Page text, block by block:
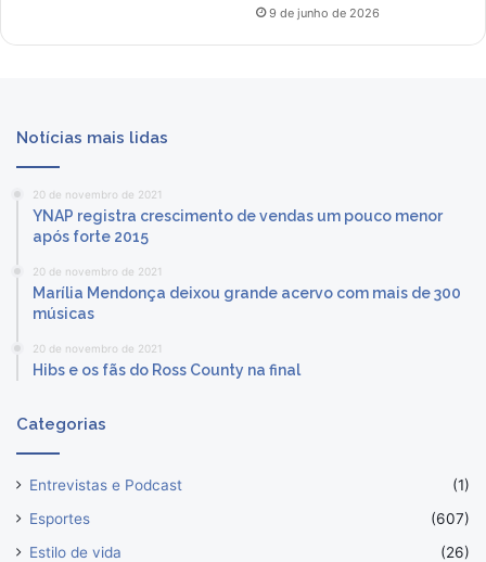
9 de junho de 2026
Notícias mais lidas
20 de novembro de 2021
YNAP registra crescimento de vendas um pouco menor
após forte 2015
20 de novembro de 2021
Marília Mendonça deixou grande acervo com mais de 300
músicas
20 de novembro de 2021
Hibs e os fãs do Ross County na final
Categorias
Entrevistas e Podcast
(1)
Esportes
(607)
Estilo de vida
(26)